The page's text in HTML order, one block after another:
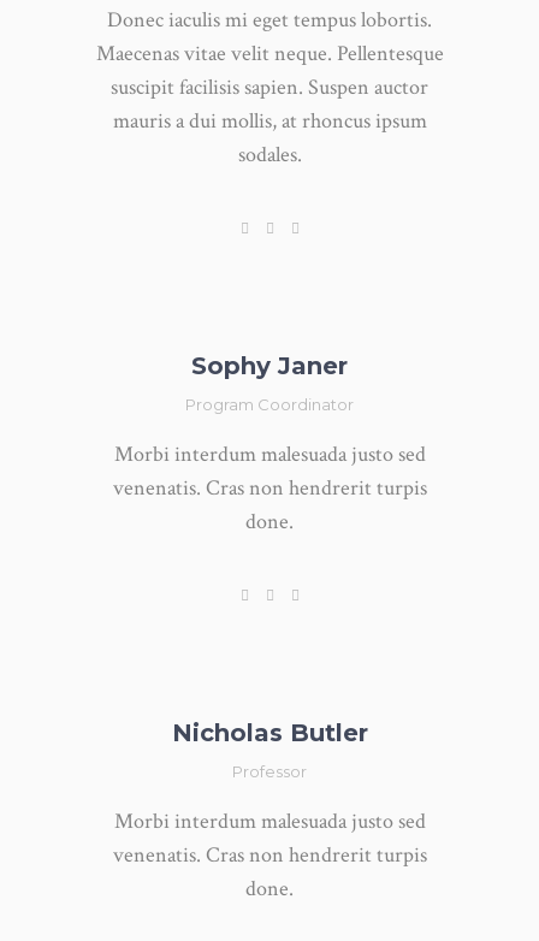
Donec iaculis mi eget tempus lobortis.
Maecenas vitae velit neque. Pellentesque
suscipit facilisis sapien. Suspen auctor
mauris a dui mollis, at rhoncus ipsum
sodales.
Sophy Janer
Program Coordinator
Morbi interdum malesuada justo sed
venenatis. Cras non hendrerit turpis
done.
Nicholas Butler
Professor
Morbi interdum malesuada justo sed
venenatis. Cras non hendrerit turpis
done.